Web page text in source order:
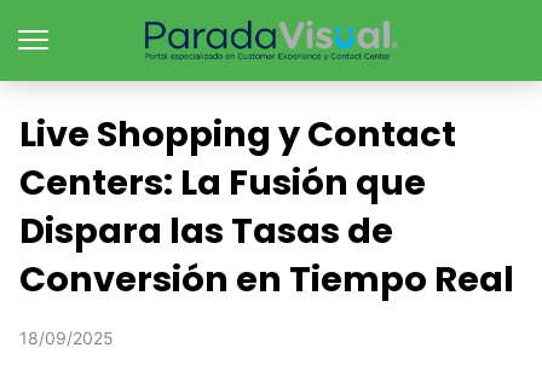
Live Shopping y Contact
Centers: La Fusión que
Dispara las Tasas de
Conversión en Tiempo Real
18/09/2025